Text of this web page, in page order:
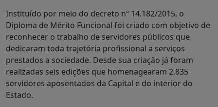
Instituído por meio do decreto nº 14.182/2015, o
Diploma de Mérito Funcional foi criado com objetivo de
reconhecer o trabalho de servidores públicos que
dedicaram toda trajetória profissional a serviços
prestados a sociedade. Desde sua criação já foram
realizadas seis edições que homenagearam 2.835
servidores aposentados da Capital e do interior do
Estado.